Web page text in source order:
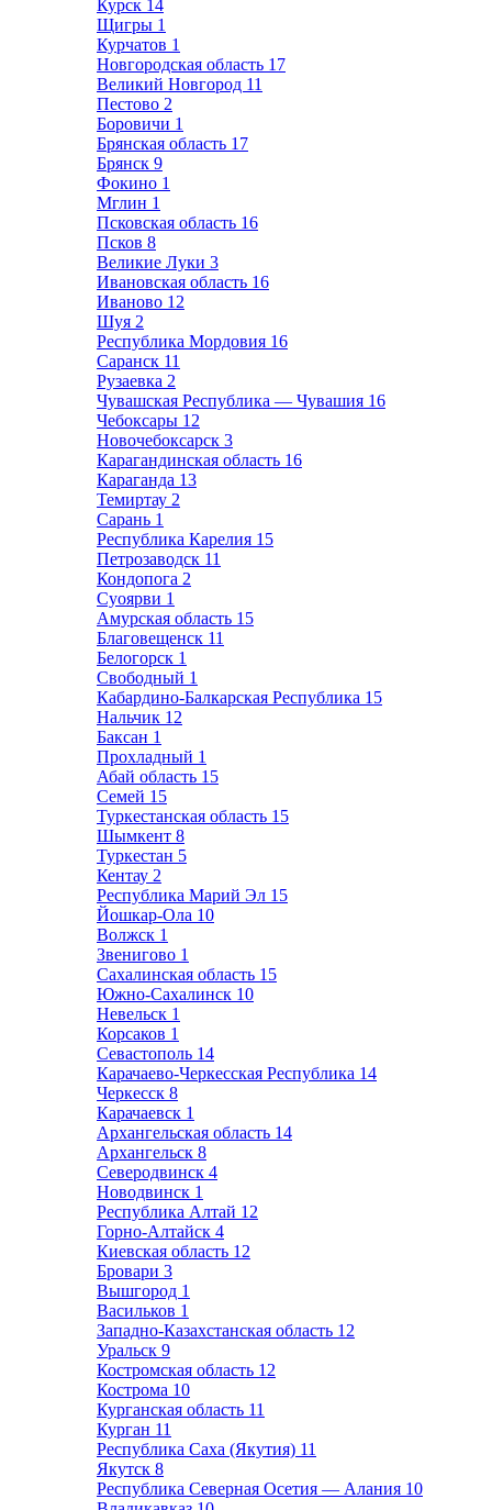
Курск 14
Щигры 1
Курчатов 1
Новгородская область 17
Великий Новгород 11
Пестово 2
Боровичи 1
Брянская область 17
Брянск 9
Фокино 1
Мглин 1
Псковская область 16
Псков 8
Великие Луки 3
Ивановская область 16
Иваново 12
Шуя 2
Республика Мордовия 16
Саранск 11
Рузаевка 2
Чувашская Республика — Чувашия 16
Чебоксары 12
Новочебоксарск 3
Карагандинская область 16
Караганда 13
Темиртау 2
Сарань 1
Республика Карелия 15
Петрозаводск 11
Кондопога 2
Суоярви 1
Амурская область 15
Благовещенск 11
Белогорск 1
Свободный 1
Кабардино-Балкарская Республика 15
Нальчик 12
Баксан 1
Прохладный 1
Абай область 15
Семей 15
Туркестанская область 15
Шымкент 8
Туркестан 5
Кентау 2
Республика Марий Эл 15
Йошкар-Ола 10
Волжск 1
Звенигово 1
Сахалинская область 15
Южно-Сахалинск 10
Невельск 1
Корсаков 1
Севастополь 14
Карачаево-Черкесская Республика 14
Черкесск 8
Карачаевск 1
Архангельская область 14
Архангельск 8
Северодвинск 4
Новодвинск 1
Республика Алтай 12
Горно-Алтайск 4
Киевская область 12
Бровари 3
Вышгород 1
Васильков 1
Западно-Казахстанская область 12
Уральск 9
Костромская область 12
Кострома 10
Курганская область 11
Курган 11
Республика Саха (Якутия) 11
Якутск 8
Республика Северная Осетия — Алания 10